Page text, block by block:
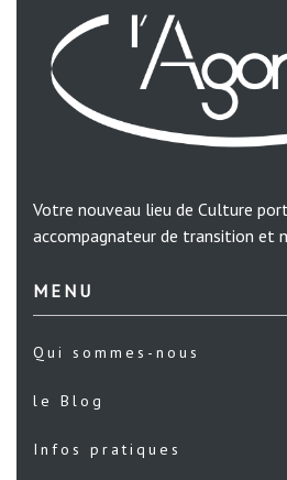
Votre nouveau lieu de Culture
accompagnateur de transition et
MENU
Qui sommes-nous
le Blog
Infos pratiques